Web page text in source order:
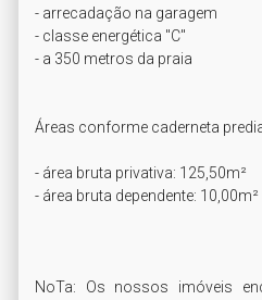
- arrecadação na garagem
- classe energética "C"
- a 350 metros da praia
Áreas conforme caderneta
- área bruta privativa: 125,50m²
- área bruta dependente: 10,00m²
NoTa: Os nossos imóveis